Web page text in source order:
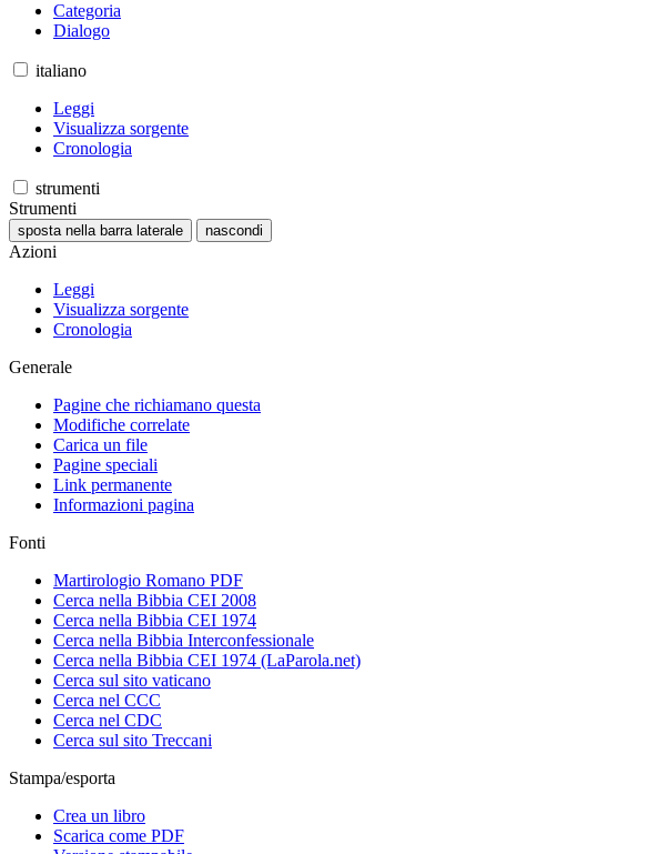
Categoria
Dialogo
italiano
Leggi
Visualizza sorgente
Cronologia
strumenti
Strumenti
sposta nella barra laterale nascondi
Azioni
Leggi
Visualizza sorgente
Cronologia
Generale
Pagine che richiamano questa
Modifiche correlate
Carica un file
Pagine speciali
Link permanente
Informazioni pagina
Fonti
Martirologio Romano PDF
Cerca nella Bibbia CEI 2008
Cerca nella Bibbia CEI 1974
Cerca nella Bibbia Interconfessionale
Cerca nella Bibbia CEI 1974 (LaParola.net)
Cerca sul sito vaticano
Cerca nel CCC
Cerca nel CDC
Cerca sul sito Treccani
Stampa/esporta
Crea un libro
Scarica come PDF